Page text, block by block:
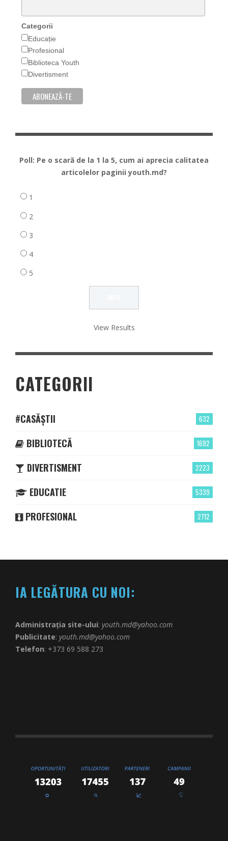
Categorii
Educație
Profesional
Biblioteca Youth
Divertisment
Poll: Pe o scară de la 1 la 5, cum ai aprecia calitatea
articolelor paginii youth.md?
1
2
3
4
5
View Results
CATEGORII
632
#CASĂȘTII
1692
BIBLIOTECĂ
2223
DIVERTISMENT
5339
EDUCATIE
2712
PROFESIONAL
IA LEGĂTURA CU NOI:
Administrația site-ului: youth.md@yahoo.com
Publicitate: youth.md@yahoo.com
Telefon: +373 69 588 273